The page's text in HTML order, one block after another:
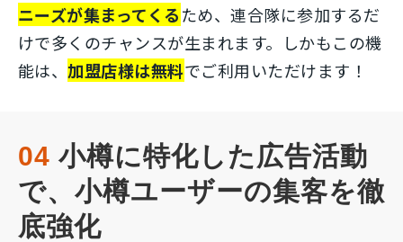
ニーズが集まってくるため、連合隊に参加するだ
けで多くのチャンスが生まれます。しかもこの機
能は、 加盟店様は無料でご利用いただけます！
04 小樽に特化した広告活動
で、小樽ユーザーの集客を徹
底強化